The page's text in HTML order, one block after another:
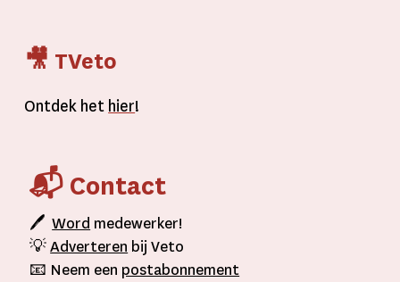
🎥 TVeto
Ontdek het hier!
📬 Contact
🖊Word medewerker!
💡Adverteren bij Veto
📧 Neem een postabonnement